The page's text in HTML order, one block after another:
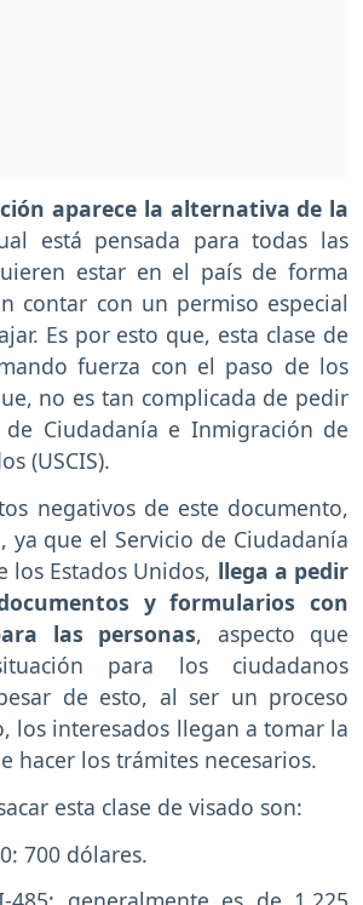
aparece la alternativa de la
está pensada para todas las
estar en el país de forma
contar con un permiso especial
Es por esto que, esta clase de
fuerza con el paso de los
no es tan complicada de pedir
Ciudadanía e Inmigración de
(USCIS).
negativos de este documento,
ya que el Servicio de Ciudadanía
los Estados Unidos, llega a pedir
y formularios con
las personas, aspecto que
para los ciudadanos
de esto, al ser un proceso
los interesados llegan a tomar la
hacer los trámites necesarios.
esta clase de visado son:
700 dólares.